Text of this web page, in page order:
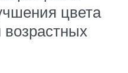
цвета